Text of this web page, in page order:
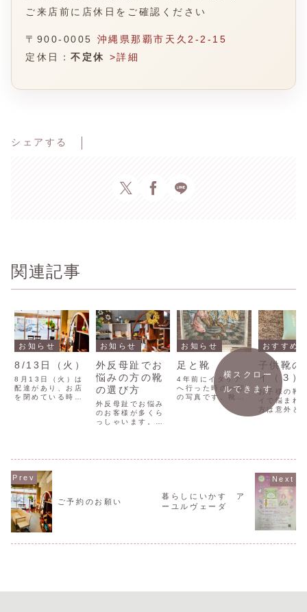
ご来店前に店休日をご確認ください
〒900-0005
沖縄県那覇市天久2-2-15
定休日：不定休 >詳細
シェアする
関連記事
お知らせ
8/13日（火）
8月13日（火）は
配達があり、お店
を閉めている時間
します。
お知らせ
外反母趾でお
悩みの方の靴
の選び方
外反母趾でお悩み
のお客様が多くら
っしゃいます。そ
します。（＊病院
さいね。）外反母
趾で悩まれている
お知らせ
足と靴
4年前にイタリア
へ行った時の一部
の写真です。靴の
師匠たちとイタリ
アを回ってきまし
した。職業病です
ができました。
おすすめ
子供靴の
イ（３）
お子様の靴
イで悩まれ
方は意外と
機で洗うと
法を約1か
せていただ
た。これが
ことにニオ
減していま
大...
横スクロー
ルできます
ご予約のお願い
暮らしにいかす ア
ーユルヴェーダ